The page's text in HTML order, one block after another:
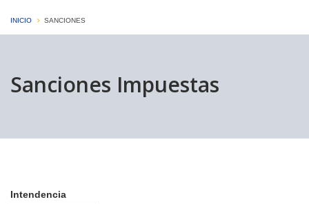
INICIO SANCIONES
Sanciones Impuestas
Intendencia